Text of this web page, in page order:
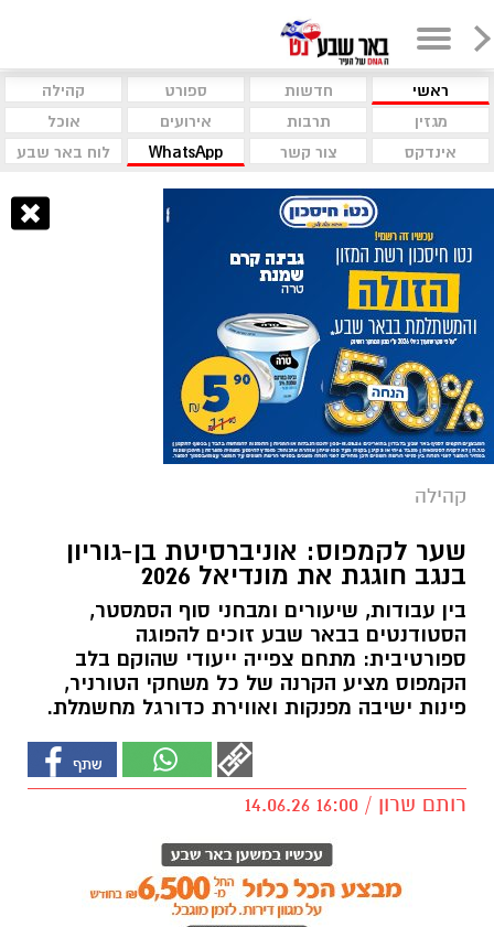
ראשי חדשות ספורט
קהילה
מגזין
תרבות אירועים
אוכל
אינדקס
צור קשר WhatsApp לוח באר שבע
קהילה
שער לקמפוס: אוניברסיטת בן-גוריון
בנגב חוגגת את מונדיאל 2026
בין עבודות, שיעורים ומבחני סוף הסמסטר,
הסטודנטים בבאר שבע זוכים להפוגה
ספורטיבית: מתחם צפייה ייעודי שהוקם בלב
הקמפוס מציע הקרנה של כל משחקי הטורניר,
פינות ישיבה מפנקות ואווירת כדורגל מחשמלת.
רותם שרון / 16:00 14.06.26